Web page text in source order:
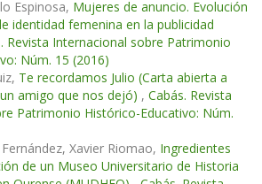
Espinosa, Mujeres de anuncio. Evolución
identidad femenina en la publicidad
Revista Internacional sobre Patrimonio
Núm. 15 (2016)
Te recordamos Julio (Carta abierta a
amigo que nos dejó) , Cabás. Revista
Patrimonio Histórico-Educativo: Núm.
Xavier Riomao, Ingredientes
de un Museo Universitario de Historia